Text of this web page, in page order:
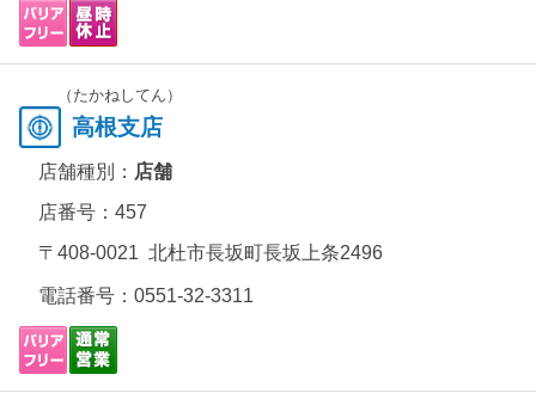
（たかねしてん）
高根支店
店舗種別： 店舗
店番号：457
〒408-0021 北杜市長坂町長坂上条2496
電話番号： 0551-32-3311